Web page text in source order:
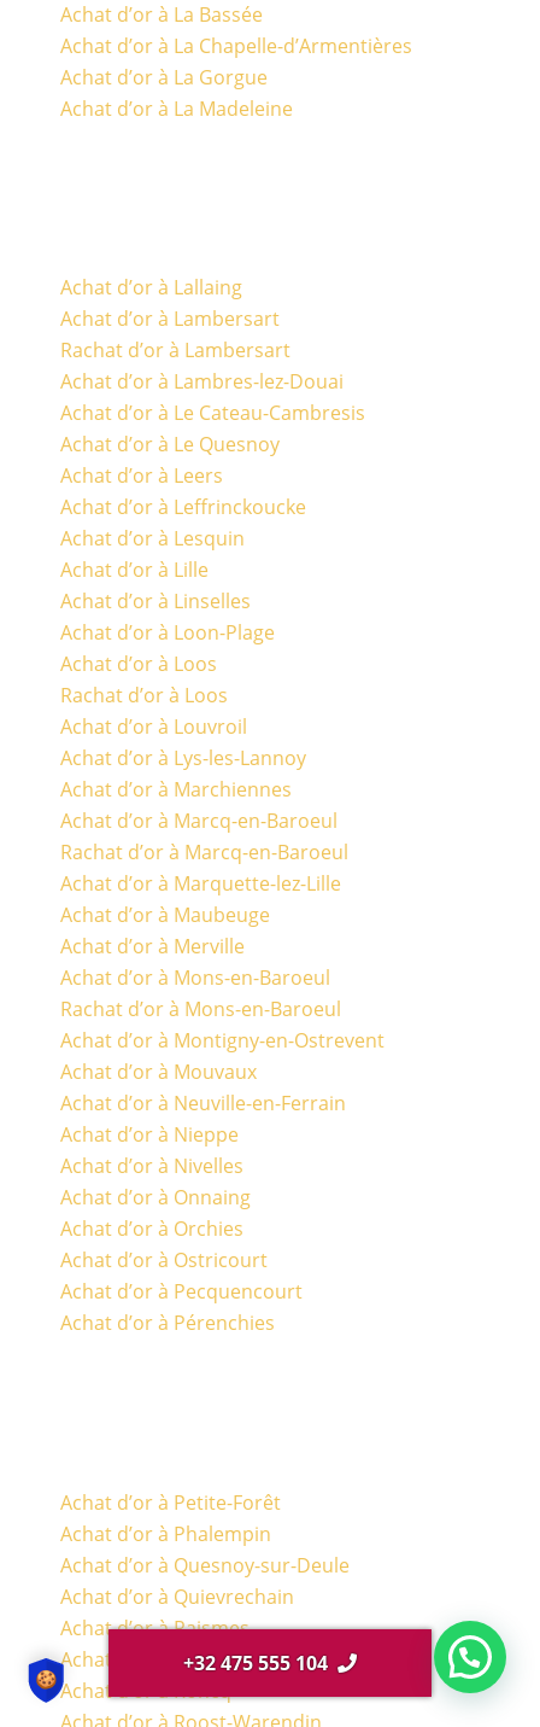
Achat d’or à La Bassée
Achat d’or à La Chapelle-d’Armentières
Achat d’or à La Gorgue
Achat d’or à La Madeleine
Achat d’or à Lallaing
Achat d’or à Lambersart
Rachat d’or à Lambersart
Achat d’or à Lambres-lez-Douai
Achat d’or à Le Cateau-Cambresis
Achat d’or à Le Quesnoy
Achat d’or à Leers
Achat d’or à Leffrinckoucke
Achat d’or à Lesquin
Achat d’or à Lille
Achat d’or à Linselles
Achat d’or à Loon-Plage
Achat d’or à Loos
Rachat d’or à Loos
Achat d’or à Louvroil
Achat d’or à Lys-les-Lannoy
Achat d’or à Marchiennes
Achat d’or à Marcq-en-Baroeul
Rachat d’or à Marcq-en-Baroeul
Achat d’or à Marquette-lez-Lille
Achat d’or à Maubeuge
Achat d’or à Merville
Achat d’or à Mons-en-Baroeul
Rachat d’or à Mons-en-Baroeul
Achat d’or à Montigny-en-Ostrevent
Achat d’or à Mouvaux
Achat d’or à Neuville-en-Ferrain
Achat d’or à Nieppe
Achat d’or à Nivelles
Achat d’or à Onnaing
Achat d’or à Orchies
Achat d’or à Ostricourt
Achat d’or à Pecquencourt
Achat d’or à Pérenchies
Achat d’or à Petite-Forêt
Achat d’or à Phalempin
Achat d’or à Quesnoy-sur-Deule
Achat d’or à Quievrechain
Achat d’or à Raismes
Achat d’or à Ronchin
Achat d’or à Roncq
+32 475 555 104